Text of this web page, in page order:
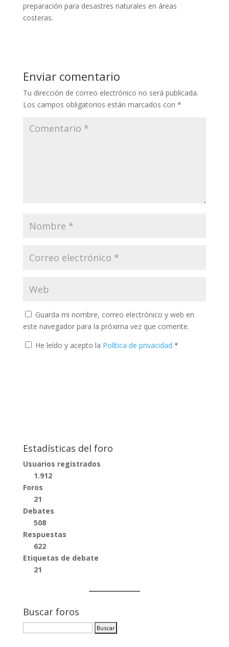
preparación para desastres naturales en áreas
costeras.
Enviar comentario
Tu dirección de correo electrónico no será publicada.
Los campos obligatorios están marcados con *
Guarda mi nombre, correo electrónico y web en
este navegador para la próxima vez que comente.
He leído y acepto la Política de privacidad *
Estadísticas del foro
Usuarios registrados
1.912
Foros
21
Debates
508
Respuestas
622
Etiquetas de debate
21
Buscar foros